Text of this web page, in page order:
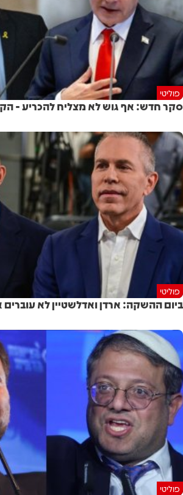
פוליטי
סקר חדש: אף גוש לא מצליח להכריע -
פוליטי
ביום ההשקה: ארדן ואדלשטיין לא
פוליטי